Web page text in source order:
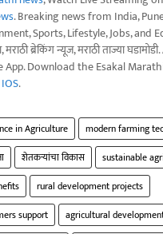
. Breaking news from India,
Sports, Lifestyle, Jobs, and
मराठी ब्रेकिंग न्यूज, मराठी ताज्या
App. Download the Esakal
IOS.
in Agriculture
modern farming
शेतकऱ्यांचा विकास
sustainable
rural development projects
support
agricultural